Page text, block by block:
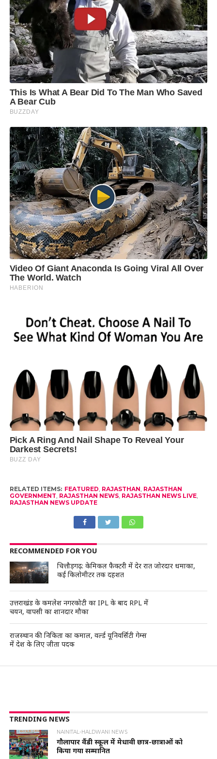
RELATED ITEMS: FEATURED RAJASTHAN RAJASTHAN
GOVERNMENT RAJASTHAN NEWS, RAJASTHAN NEWS LIVE,
RAJASTHAN NEWS UPDATE
RECOMMENDED FOR YOU
चित्तौड़गढ़: केमिकल फैक्टरी में देर रात जोरदार धमाका,
कई किलोमीटर तक दहशत
उत्तराखंड के कमलेश नगरकोटी का IPL के बाद RPL में
चयन, वापसी का शानदार मौका
राजस्थान की निकिता का कमाल, वर्ल्ड यूनिवर्सिटी गेम्स
में देश के लिए जीता पदक
TRENDING NEWS
NAINITAL-HALDWANI NEWS
गौलापार वैंडी स्कूल में मेधावी छात्र-छात्राओं को
किया गया सम्मानित